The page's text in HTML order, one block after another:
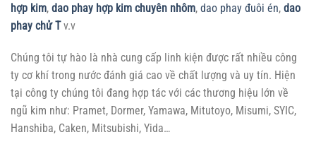
hợp kim, dao phay hợp kim chuyên nhôm, dao phay đuôi én, dao
phay chử Tv.v
Chúng tôi tự hào là nhà cung cấp linh kiện được rất nhiều công
ty cơ khí trong nước đánh giá cao về chất lượng và uy tín. Hiện
tại công ty chúng tôi đang hợp tác với các thương hiệu lớn về
ngũ kim như: Pramet, Dormer, Yamawa, Mitutoyo, Misumi, SYIC,
Hanshiba, Caken, Mitsubishi, Yida…